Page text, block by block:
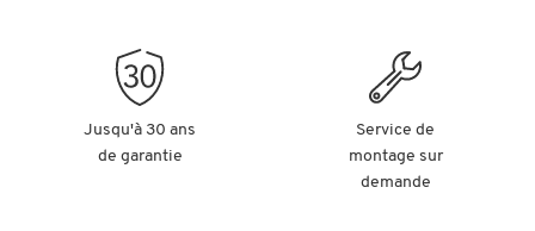
Jusqu'à 30 ans
de garantie
Service de
montage sur
demande